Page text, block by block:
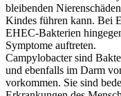
bleibenden
Kindes führen kann. Bei
EHEC-Bakterien
Symptome auftreten.
Campylobacter sind
und ebenfalls im Darm
vorkommen. Sie sind